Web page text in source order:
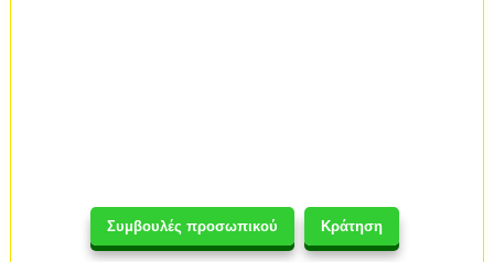
Συμβουλές προσωπικού Κράτηση